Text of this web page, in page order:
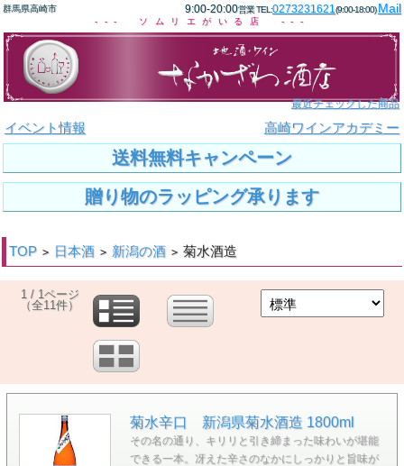
群馬県高崎市 9:00-20:00営業 TEL:0273231621(9:00-18:00)Mail
--- ソムリエがいる店 ---
最近チェックした商品
イベント情報 高崎ワインアカデミー
送料無料キャンペーン
贈り物のラッピング承ります
TOP > 日本酒 > 新潟の酒 > 菊水酒造
1 / 1ページ
（全11件）
菊水辛口 新潟県菊水酒造 1800ml
その名の通り、キリリと引き締まった味わいが堪能
できる一本。冴えた辛さのなかにしっかりと旨味が